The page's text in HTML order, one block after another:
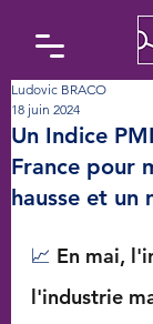
Un Indice
France pour
hausse et un
Ludovic BRACO
18 juin 2024
📈 En mai,
l'industrie